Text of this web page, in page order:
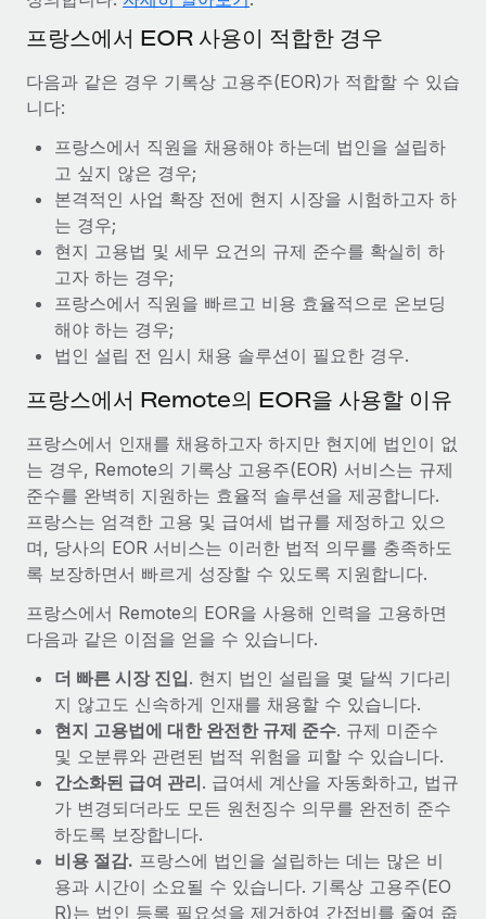
글로벌 인재 이동 및 전근
직원 해외 이전을 간편하게 처리
복리후생
손쉬운 직원 복리후생 관리
계약직 관리와 급여 업무를 위해 Remote와 전략적 파
트너십을 맺은 Reverse Tech
Reverse Tech 한눈에 보기 건강 및 웰니스 스타트업인 Reverse
Tech는 Remote와 파트너십을 맺고 글로벌 계약직 인력 및 미국
급여 관리를 통해 국제 노동법...
자세히 알아보기
블로그
Remote 제품 관련 소식: Gusto 및 Xero와의 통합과
Remote Contractor Management Plus
Remote의 사명은 모든 규모의 기업이 전 세계 어디서든 업무에 가
장 적합 사람을 찾아 채용 및 관리하고 급여를 지급하도록 돕는 것
입니다. 이를 위해 최근 몇 주 동안 새로운...
자세히 알아보기
채용을 확장한 방법
비디오 콘텐츠를 활용한 마케팅이 계속해서 인기를 끌면서, 기업들
에게는 흥미롭고 전문적인 비디오 제작이 어느 때보다 중요해졌습
니다. 그러나 대부분의 회사들은 그렇게 높은 품질의...
자세히 알아보기
프랑스에서 EOR 사용이 적합한 경우
다음과 같은 경우 기록상 고용주(EOR)가 적합할 수 있습
니다:
프랑스에서 직원을 채용해야 하는데 법인을 설립하
고 싶지 않은 경우;
본격적인 사업 확장 전에 현지 시장을 시험하고자 하
는 경우;
현지 고용법 및 세무 요건의 규제 준수를 확실히 하
고자 하는 경우;
프랑스에서 직원을 빠르고 비용 효율적으로 온보딩
해야 하는 경우;
법인 설립 전 임시 채용 솔루션이 필요한 경우.
프랑스에서 Remote의 EOR을 사용할 이유
프랑스에서 인재를 채용하고자 하지만 현지에 법인이 없
는 경우, Remote의 기록상 고용주(EOR) 서비스는 규제
준수를 완벽히 지원하는 효율적 솔루션을 제공합니다.
프랑스는 엄격한 고용 및 급여세 법규를 제정하고 있으
며, 당사의 EOR 서비스는 이러한 법적 의무를 충족하도
록 보장하면서 빠르게 성장할 수 있도록 지원합니다.
프랑스에서 Remote의 EOR을 사용해 인력을 고용하면
다음과 같은 이점을 얻을 수 있습니다.
더 빠른 시장 진입. 현지 법인 설립을 몇 달씩 기다리
지 않고도 신속하게 인재를 채용할 수 있습니다.
현지 고용법에 대한 완전한 규제 준수. 규제 미준수
및 오분류와 관련된 법적 위험을 피할 수 있습니다.
간소화된 급여 관리. 급여세 계산을 자동화하고, 법규
가 변경되더라도 모든 원천징수 의무를 완전히 준수
하도록 보장합니다.
비용 절감. 프랑스에 법인을 설립하는 데는 많은 비
용과 시간이 소요될 수 있습니다. 기록상 고용주(EO
R)는 법인 등록 필요성을 제거하여 간접비를 줄여 줍